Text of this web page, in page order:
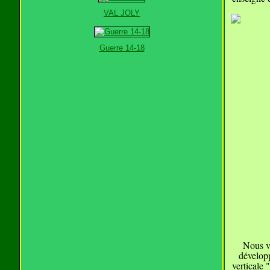
VAL JOLY
Guerre 14-18
Nous
verticale